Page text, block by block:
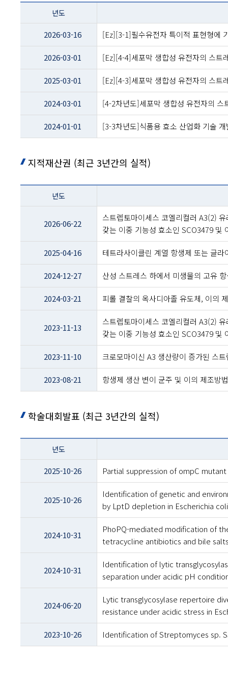
및
년도
2026-03-16 [Ez][3-1]필수유전자 특이적 표현형에
2026-03-01 [Ez][4-4]세포막 생합성 유전자의 스트
2025-03-01 [Ez][4-3]세포막 생합성 유전자의 스트
2024-03-01 [4-2차년도]세포막 생합성 유전자의
2024-01-01 [3-3차년도]식품용 효소 산업화 기술 개
지적재산권 (최근 3년간의 실적)
제목
년도
2026-06-22
스트렙토마이세스 코엘리컬러 A3(2)
갖는 이중 기능성 효소인 SCO3479 및
2025-04-16 테트라사이클린 계열 항생제 또는 글
2024-12-27 산성 스트레스 하에서 미생물의 고유
2024-03-21 피롤 결찰의 옥사디아졸 유도체, 이의
2023-11-13
스트렙토마이세스 코엘리컬러 A3(2)
갖는 이중 기능성 효소인 SCO3479 및
2023-11-10 크로모마이신 A3 생산량이 증가된 스
2023-08-21 항생제 생산 변이 균주 및 이의 제조방법
학술대회발표 (최근 3년간의 실적)
및
년도
2025-10-26 Partial suppression of ompC
2025-10-26
Identification of genetic and
by LptD depletion in Escherichia coli
2024-10-31
PhoPQ-mediated modification of
tetracycline antibiotics and bile
2024-10-31
Identification of lytic
separation under acidic pH
2024-06-20
Lytic transglycosylase repertoire
resistance under acidic stress in
2023-10-26 Identification of Streptomyces sp.